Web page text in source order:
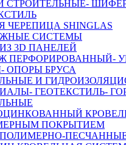
СТРОИТЕЛЬНЫЕ-
ЧЕРЕПИЦА SHINGLAS
СИСТЕМЫ
3D ПАНЕЛЕЙ
ПЕРФОРИРОВАННЫЙ-
ОПОРЫ БРУСА
И
ГЕОТЕКСТИЛЬ-
ПОКРЫТИЕМ